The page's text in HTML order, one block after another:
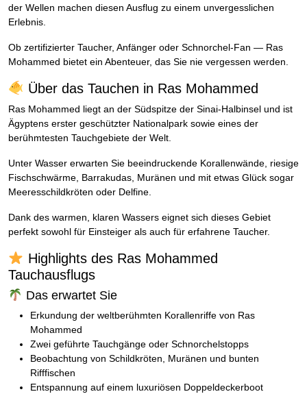
der Wellen machen diesen Ausflug zu einem unvergesslichen
Erlebnis.
Ob zertifizierter Taucher, Anfänger oder Schnorchel-Fan — Ras
Mohammed bietet ein Abenteuer, das Sie nie vergessen werden.
Über das Tauchen in Ras Mohammed
Ras Mohammed liegt an der Südspitze der Sinai-Halbinsel und ist
Ägyptens erster geschützter Nationalpark sowie eines der
berühmtesten Tauchgebiete der Welt.
Unter Wasser erwarten Sie beeindruckende Korallenwände, riesige
Fischschwärme, Barrakudas, Muränen und mit etwas Glück sogar
Meeresschildkröten oder Delfine.
Dank des warmen, klaren Wassers eignet sich dieses Gebiet
perfekt sowohl für Einsteiger als auch für erfahrene Taucher.
Highlights des Ras Mohammed
Tauchausflugs
Das erwartet Sie
Erkundung der weltberühmten Korallenriffe von Ras
Mohammed
Zwei geführte Tauchgänge oder Schnorchelstopps
Beobachtung von Schildkröten, Muränen und bunten
Rifffischen
Entspannung auf einem luxuriösen Doppeldeckerboot